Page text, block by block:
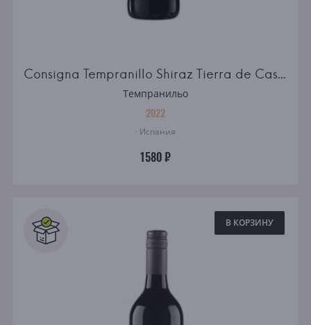
Consigna Tempranillo Shiraz Tierra de Castilla red semidry
Темпранильо
2022
· Испания
1580 ₽
В КОРЗИНУ